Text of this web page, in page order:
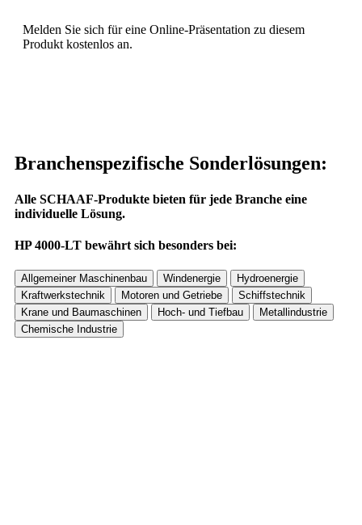
Melden Sie sich für eine Online-Präsentation zu diesem
Produkt kostenlos an.
Branchenspezifische Sonderlösungen:
Alle SCHAAF-Produkte bieten für jede Branche eine
individuelle Lösung.
HP 4000-LT bewährt sich besonders bei: